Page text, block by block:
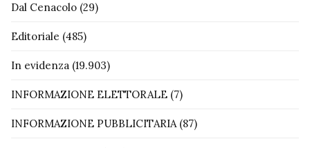
Dal Cenacolo (29)
Editoriale (485)
In evidenza (19.903)
INFORMAZIONE ELETTORALE (7)
INFORMAZIONE PUBBLICITARIA(87)